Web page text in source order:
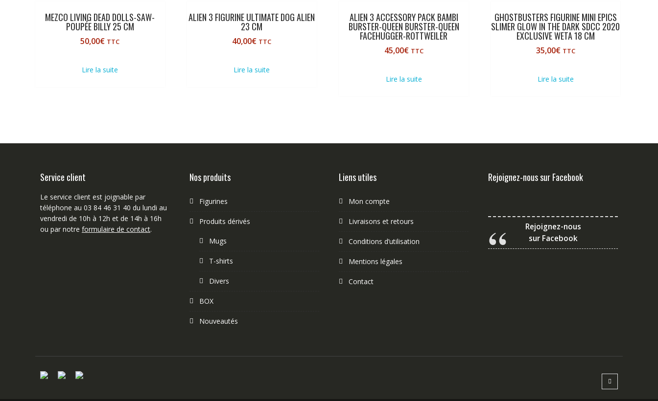
MEZCO LIVING DEAD DOLLS-SAW-
POUPÉE BILLY 25 CM
50,00€ TTC
Lire la suite
ALIEN 3 FIGURINE ULTIMATE DOG ALIEN
23 CM
40,00€ TTC
Lire la suite
ALIEN 3 ACCESSORY PACK BAMBI
BURSTER-QUEEN BURSTER-QUEEN
FACEHUGGER-ROTTWEILER
45,00€ TTC
Lire la suite
GHOSTBUSTERS FIGURINE MINI EPICS
SLIMER GLOW IN THE DARK SDCC 2020
EXCLUSIVE WETA 18 CM
35,00€ TTC
Lire la suite
Service client
Le service client est joignable par
téléphone au 03 84 46 31 40 du lundi au
vendredi de 10h à 12h et de 14h à 16h
ou par notre formulaire de contact.
Nos produits
Figurines
Produits dérivés
Mugs
T-shirts
Divers
BOX
Nouveautés
Liens utiles
Mon compte
Livraisons et retours
Conditions d’utilisation
Mentions légales
Contact
Rejoignez-nous sur Facebook
Rejoignez-nous
sur Facebook